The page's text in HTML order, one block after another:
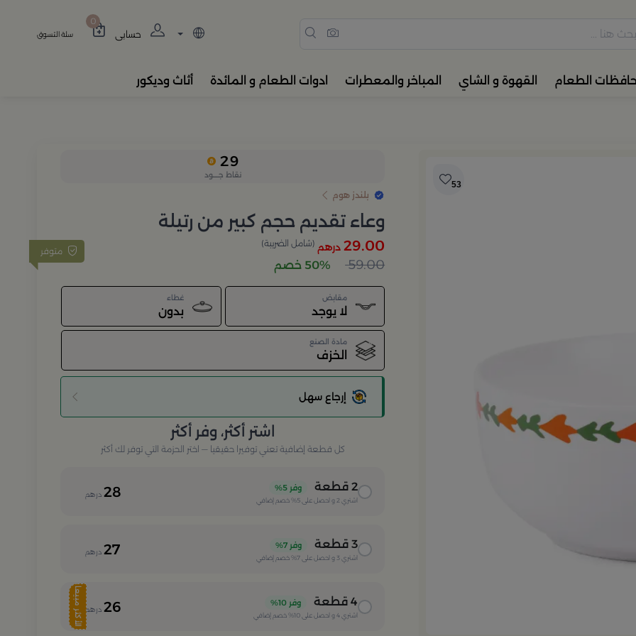
القهوة والشاي، أدوات المائدة، المباخر، والفواحات
حسابي
0
سلة التسوق
الطعام القهوة و الشاي المباخر والمعطرات ادوات الطعام و المائدة أثاث وديكور
53
29
نقاط جــــود
بلندز هوم
وعاء تقديم حجم كبير من رتيلة
متوفر 29.00درهم (شامل الضريبة)
59.00 50% خصم
مقابض
لا يوجد
غطاء
بدون
مادة الصنع
الخزف
إرجاع سهل
اشتر أكثر، وفر أكثر
كل قطعة إضافية تعني توفيرا حقيقيا — اختر الحزمة التي توفر لك أكثر
2قطعة وفر 5%
اشتري 2 و احصل على 5% خصم إضافي 28درهم
3قطعة وفر 7%
اشتري 3 و احصل على 7% خصم إضافي 27درهم
الأكثر مبيعا 4قطعة وفر 10%
اشتري 4و احصل على 10% خصم إضافي 26درهم